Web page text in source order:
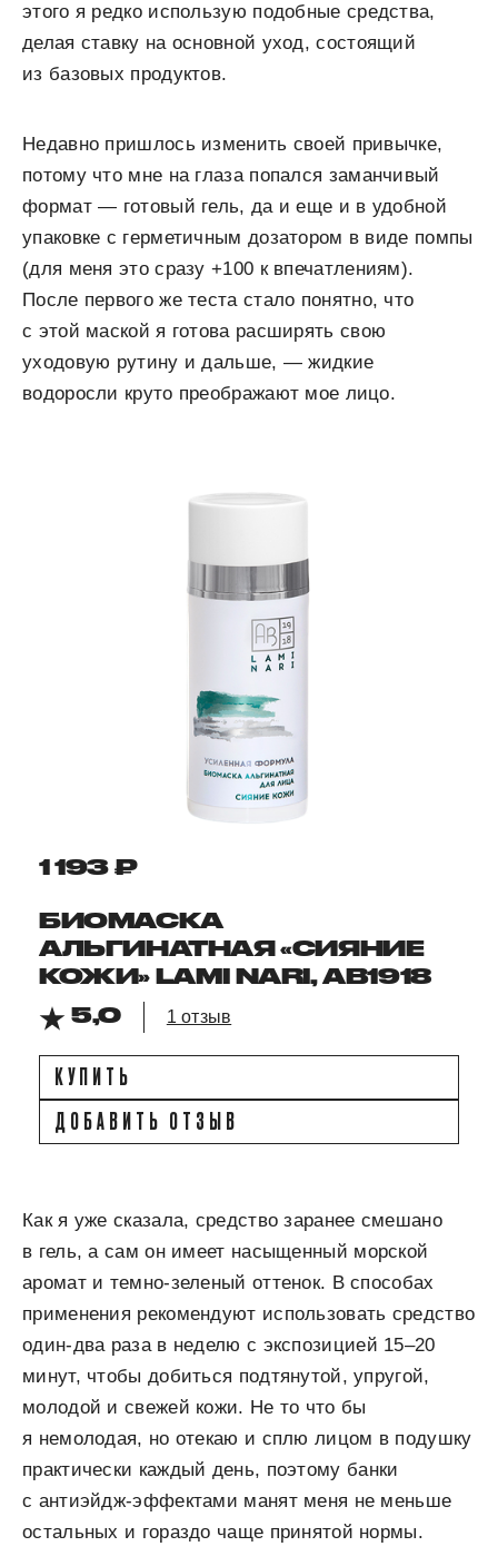
этого я редко использую подобные средства,
делая ставку на основной уход, состоящий
из базовых продуктов.
Недавно пришлось изменить своей привычке,
потому что мне на глаза попался заманчивый
формат — готовый гель, да и еще и в удобной
упаковке с герметичным дозатором в виде помпы
(для меня это сразу +100 к впечатлениям).
После первого же теста стало понятно, что
с этой маской я готова расширять свою
уходовую рутину и дальше, — жидкие
водоросли круто преображают мое лицо.
1 193 ₽
БИОМАСКА
АЛЬГИНАТНАЯ «СИЯНИЕ
КОЖИ» LAMI NARI, АВ1918
5,0
1 отзыв
КУПИТЬ
ДОБАВИТЬ ОТЗЫВ
Как я уже сказала, средство заранее смешано
в гель, а сам он имеет насыщенный морской
аромат и темно-зеленый оттенок. В способах
применения рекомендуют использовать средство
один-два раза в неделю с экспозицией 15–20
минут, чтобы добиться подтянутой, упругой,
молодой и свежей кожи. Не то что бы
я немолодая, но отекаю и сплю лицом в подушку
практически каждый день, поэтому банки
с антиэйдж-эффектами манят меня не меньше
остальных и гораздо чаще принятой нормы.